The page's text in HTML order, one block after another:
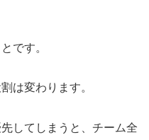
です。
は変わります。
してしまうと、チーム全